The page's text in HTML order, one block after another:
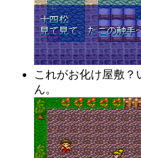
これがお化け屋敷
ん。